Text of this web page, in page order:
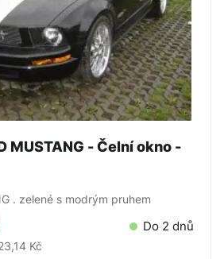
- Čelní okno -
. zelené s modrým pruhem
Do 2 dnů
Kč